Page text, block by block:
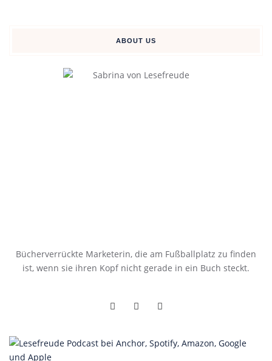
ABOUT US
Bücherverrückte Marketerin, die am Fußballplatz zu finden
ist, wenn sie ihren Kopf nicht gerade in ein Buch steckt.